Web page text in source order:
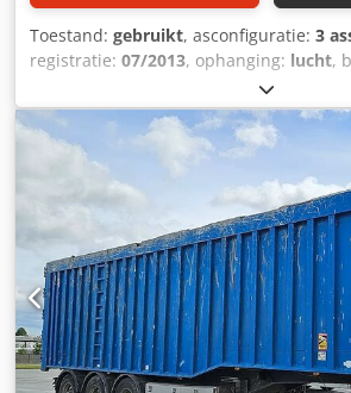
Toestand: gebruikt, asconfiguratie: 3
registratie: 07/2013, ophanging: lucht,
, Bouwjaar:
Bandenmaat: 385/65 R22.5 Asmerk:
schijfremmen Vering: luchtvering
bandprofiel links: 9 mm; bandprofiel
Achteras 2: bandprofiel links: 7 mm;
mm Achteras 3: bandprofiel links: 3
rechts: 2 mm Gewichten Leeggewicht:
Laadvermogen: 38.431 kg Crjdozrb
toegestaan gewicht: 39.000 kg Staat